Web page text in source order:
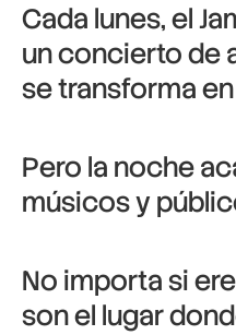
Cada lunes, el
un concierto de
se transforma
Pero la noche
músicos y
No importa si
son el lugar